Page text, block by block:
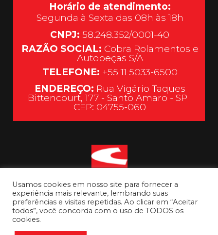
Horário de atendimento:
Segunda à Sexta das 08h às 18h
CNPJ: 58.248.352/0001-40
RAZÃO SOCIAL: Cobra Rolamentos e
Autopeças S/A
TELEFONE: +55 11 5033-6500
ENDEREÇO: Rua Vigário Taques
Bittencourt, 177 - Santo Amaro - SP |
CEP: 04755-060
Usamos cookies em nosso site para fornecer a
experiência mais relevante, lembrando suas
preferências e visitas repetidas. Ao clicar em “Aceitar
todos”, você concorda com o uso de TODOS os
cookies.